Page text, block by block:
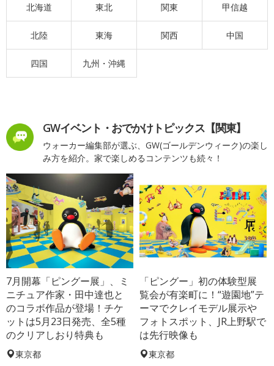
北海道 東北 関東 甲信越
北陸 東海 関西 中国
四国 九州・沖縄
GWイベント・おでかけトピックス【関東】
ウォーカー編集部が選ぶ、GW(ゴールデンウィーク)の楽し
み方を紹介。家で楽しめるコンテンツも続々！
7月開幕「ピングー展」、ミ
ニチュア作家・田中達也と
のコラボ作品が登場！チケ
ットは5月23日発売、全5種
のクリアしおり特典も
東京都
「ピングー」初の体験型展
覧会が有楽町に！“遊園地”テ
ーマでクレイモデル展示や
フォトスポット、JR上野駅で
は先行映像も
東京都